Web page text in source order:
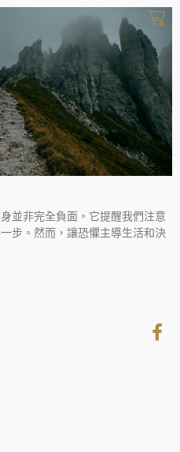
並非完全負⾯。它提醒我們注意
步。然⽽，讓恐懼主導⽣活和決